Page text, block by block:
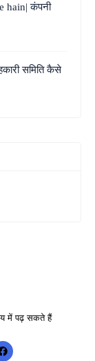
hain| कंपनी
समिति कैसे
में पढ़ सकते हैं